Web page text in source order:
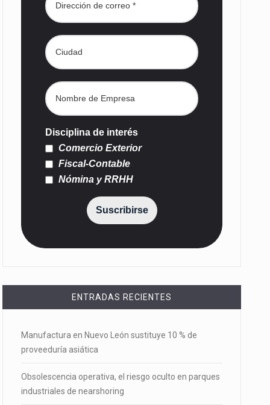
Disciplina de interés
Comercio Exterior
Fiscal-Contable
Nómina y RRHH
Suscribirse
ENTRADAS RECIENTES
Manufactura en Nuevo León sustituye 10 % de
proveeduría asiática
Obsolescencia operativa, el riesgo oculto en parques
industriales de nearshoring